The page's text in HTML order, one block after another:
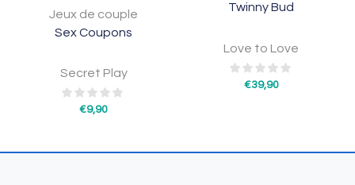
Jeux de couple
Sex Coupons
Secret Play
€9,90
Twinny Bud
Love to Love
€39,90